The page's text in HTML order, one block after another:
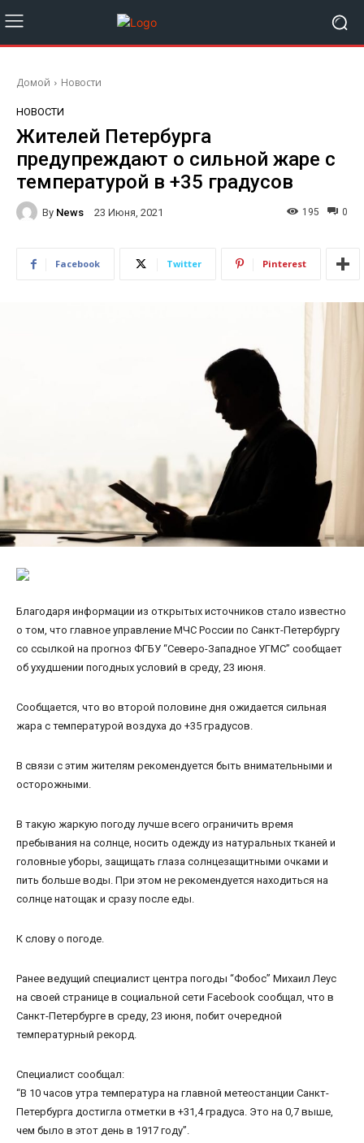
Домой Новости
НОВОСТИ
Жителей Петербурга
предупреждают о сильной жаре с
температурой в +35 градусов
By News 23 Июня, 2021 0
195
Facebook Twitter Pinterest
Благодаря информации из открытых источников стало известно
о том, что главное управление МЧС России по Санкт-Петербургу
со ссылкой на прогноз ФГБУ “Северо-Западное УГМС” сообщает
об ухудшении погодных условий в среду, 23 июня.
Сообщается, что во второй половине дня ожидается сильная
жара с температурой воздуха до +35 градусов.
В связи с этим жителям рекомендуется быть внимательными и
осторожными.
В такую жаркую погоду лучше всего ограничить время
пребывания на солнце, носить одежду из натуральных тканей и
головные уборы, защищать глаза солнцезащитными очками и
пить больше воды. При этом не рекомендуется находиться на
солнце натощак и сразу после еды.
К слову о погоде.
Ранее ведущий специалист центра погоды “Фобос” Михаил Леус
на своей странице в социальной сети Facebook сообщал, что в
Санкт-Петербурге в среду, 23 июня, побит очередной
температурный рекорд.
Специалист сообщал:
“В 10 часов утра температура на главной метеостанции Санкт-
Петербурга достигла отметки в +31,4 градуса. Это на 0,7 выше,
чем было в этот день в 1917 году”.